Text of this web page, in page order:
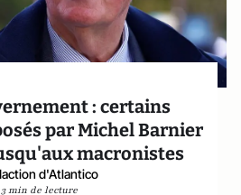
: certains
par Michel Barnier
macronistes
d'Atlantico
3 min de lecture